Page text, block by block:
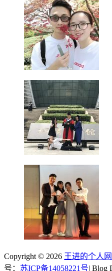
Copyright © 2026 王进的个人
号： 苏ICP备14058221号 | Blog